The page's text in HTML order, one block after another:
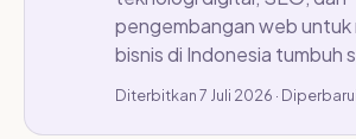
pengembangan web untuk
bisnis di Indonesia tumbuh
Diterbitkan 7 Juli 2026 ·